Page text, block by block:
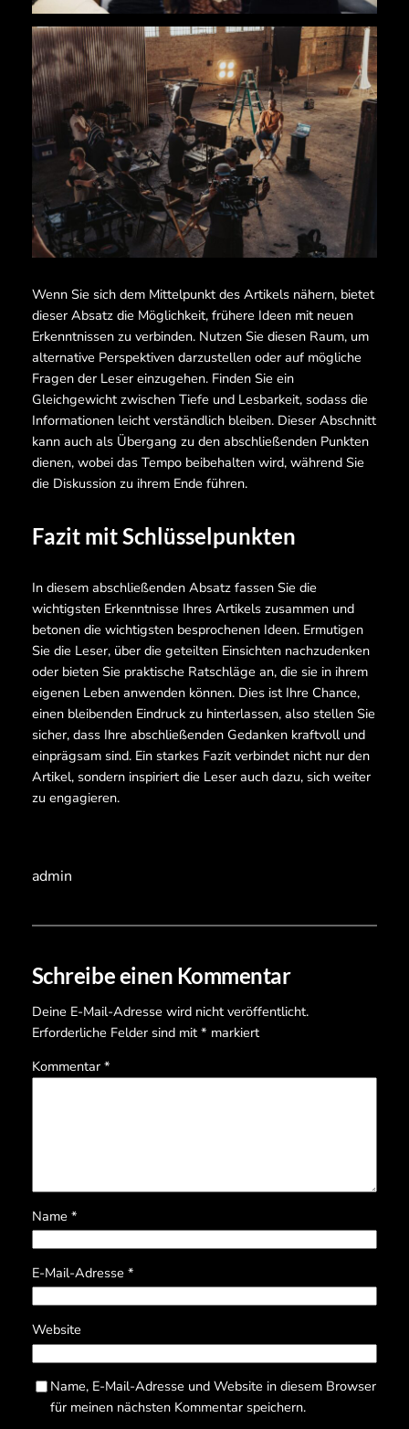
Wenn Sie sich dem Mittelpunkt des Artikels nähern, bietet
dieser Absatz die Möglichkeit, frühere Ideen mit neuen
Erkenntnissen zu verbinden. Nutzen Sie diesen Raum, um
alternative Perspektiven darzustellen oder auf mögliche
Fragen der Leser einzugehen. Finden Sie ein
Gleichgewicht zwischen Tiefe und Lesbarkeit, sodass die
Informationen leicht verständlich bleiben. Dieser Abschnitt
kann auch als Übergang zu den abschließenden Punkten
dienen, wobei das Tempo beibehalten wird, während Sie
die Diskussion zu ihrem Ende führen.
Fazit mit Schlüsselpunkten
In diesem abschließenden Absatz fassen Sie die
wichtigsten Erkenntnisse Ihres Artikels zusammen und
betonen die wichtigsten besprochenen Ideen. Ermutigen
Sie die Leser, über die geteilten Einsichten nachzudenken
oder bieten Sie praktische Ratschläge an, die sie in ihrem
eigenen Leben anwenden können. Dies ist Ihre Chance,
einen bleibenden Eindruck zu hinterlassen, also stellen Sie
sicher, dass Ihre abschließenden Gedanken kraftvoll und
einprägsam sind. Ein starkes Fazit verbindet nicht nur den
Artikel, sondern inspiriert die Leser auch dazu, sich weiter
zu engagieren.
admin
Schreibe einen Kommentar
Deine E-Mail-Adresse wird nicht veröffentlicht.
Erforderliche Felder sind mit * markiert
Kommentar *
Name *
E-Mail-Adresse *
Website
Name, E-Mail-Adresse und Website in diesem Browser
für meinen nächsten Kommentar speichern.